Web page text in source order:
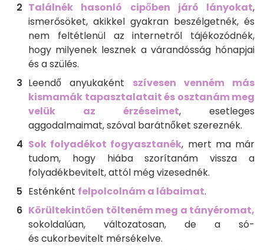
Találnék hasonló cipőben járó lányokat,
ismerősöket, akikkel gyakran beszélgetnék, és
nem feltétlenül az internetről tájékozódnék,
hogy milyenek lesznek a várandósság hónapjai
és a szülés.
Leendő anyukaként szívesen venném más
kismamák tapasztalatait és osztanám meg
velük az érzéseimet, esetleges
aggodalmaimat, szóval barátnőket szereznék.
Sok folyadékot fogyasztanék, mert ma már
tudom, hogy hiába szorítanám vissza a
folyadékbevitelt, attól még vizesednék.
Esténként felpolcolnám a lábaimat.
Körültekintően tölteném meg a tányéromat,
sokoldalúan, változatosan, de a só-
és cukorbevitelt mérsékelve.